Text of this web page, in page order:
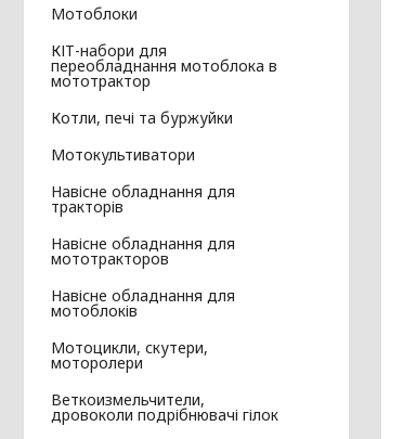
Мотоблоки
КІТ-набори для
переобладнання мотоблока в
мототрактор
Котли, печі та буржуйки
Мотокультиватори
Навісне обладнання для
тракторів
Навісне обладнання для
мототракторов
Навісне обладнання для
мотоблоків
Мотоцикли, скутери,
моторолери
Веткоизмельчители,
дровоколи подрібнювачі гілок